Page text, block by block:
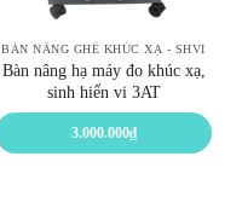
BÀN NÂNG GHẾ KHÚC XẠ - SHVI
Bàn nâng hạ máy đo khúc xạ,
sinh hiển vi 3AT
3.000.000₫